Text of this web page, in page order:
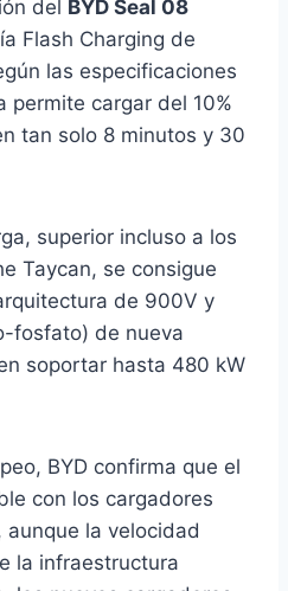
del BYD Seal 08
Flash Charging de
las especificaciones
cargar del 10%
tan solo 8 minutos y 30
superior incluso a los
Taycan, se consigue
de 900V y
fosfato) de nueva
soportar hasta 480 kW
BYD confirma que el
con los cargadores
aunque la velocidad
la infraestructura